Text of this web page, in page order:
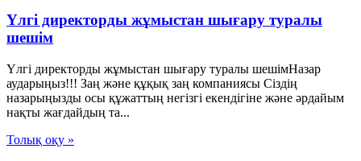
Үлгі директорды жұмыстан шығару туралы
шешім
Үлгі директорды жұмыстан шығару туралы шешімНазар
аударыңыз!!! Заң және құқық заң компаниясы Сіздің
назарыңызды осы құжаттың негізгі екендігіне және әрдайым
нақты жағдайдың та...
Толық оқу »